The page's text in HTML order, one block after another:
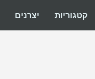
קטגוריות יצרנים